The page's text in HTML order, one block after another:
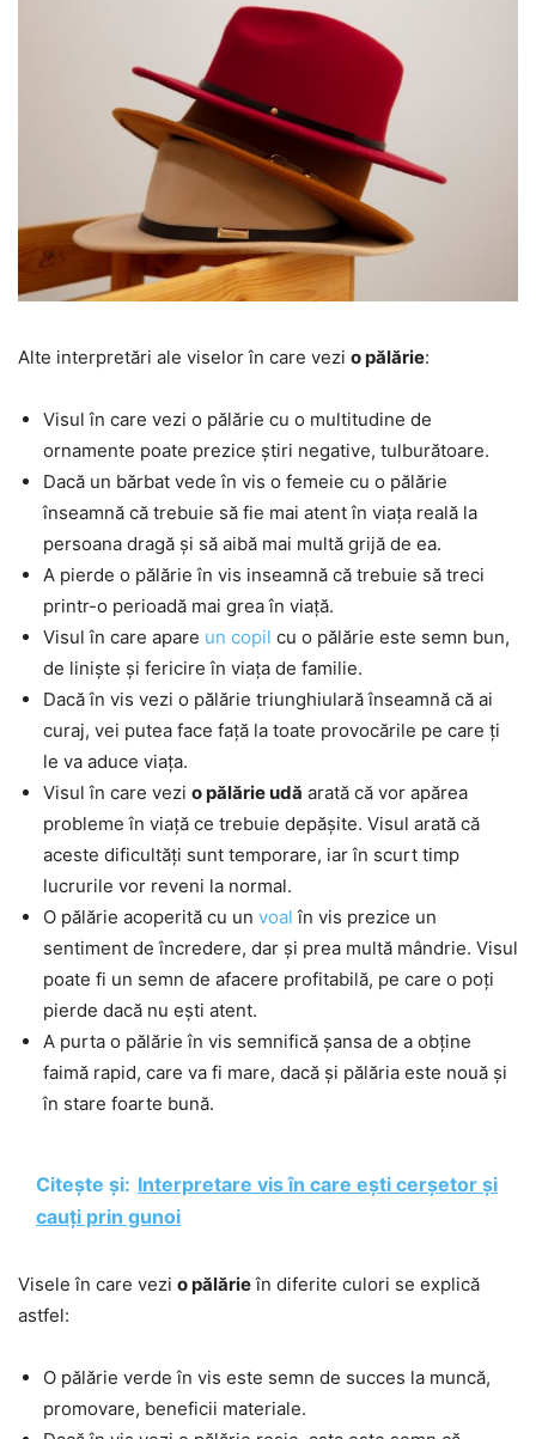
Alte interpretări ale viselor în care vezi o pălărie:
Visul în care vezi o pălărie cu o multitudine de
ornamente poate prezice știri negative, tulburătoare.
Dacă un bărbat vede în vis o femeie cu o pălărie
înseamnă că trebuie să fie mai atent în viața reală la
persoana dragă și să aibă mai multă grijă de ea.
A pierde o pălărie în vis inseamnă că trebuie să treci
printr-o perioadă mai grea în viață.
Visul în care apare un copil cu o pălărie este semn bun,
de liniște și fericire în viața de familie.
Dacă în vis vezi o pălărie triunghiulară înseamnă că ai
curaj, vei putea face față la toate provocările pe care ți
le va aduce viața.
Visul în care vezi o pălărie udă arată că vor apărea
probleme în viață ce trebuie depășite. Visul arată că
aceste dificultăți sunt temporare, iar în scurt timp
lucrurile vor reveni la normal.
O pălărie acoperită cu un voal în vis prezice un
sentiment de încredere, dar și prea multă mândrie. Visul
poate fi un semn de afacere profitabilă, pe care o poți
pierde dacă nu ești atent.
A purta o pălărie în vis semnifică șansa de a obține
faimă rapid, care va fi mare, dacă și pălăria este nouă și
în stare foarte bună.
Citește și: Interpretare vis în care ești cerșetor și
cauți prin gunoi
Visele în care vezi o pălărieîn diferite culori se explică
astfel:
O pălărie verde în vis este semn de succes la muncă,
promovare, beneficii materiale.